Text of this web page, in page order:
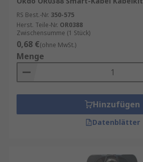
RS Best.-Nr. 350-575
Herst. Teile-Nr. OR0388
Zwischensumme (1 Stück)
0,68 €(ohne MwSt.)
Menge
Hinzufügen
Datenblätter